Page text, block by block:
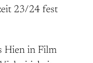
23/24 fest
Hien in Film